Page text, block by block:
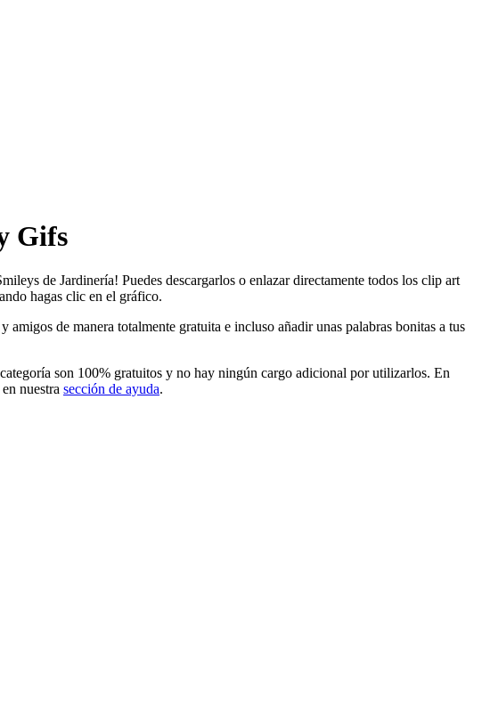
Gifs
de Jardinería! Puedes descargarlos o enlazar directamente todos los clip art
hagas clic en el gráfico.
de manera totalmente gratuita e incluso añadir unas palabras bonitas a tus
son 100% gratuitos y no hay ningún cargo adicional por utilizarlos. En
nuestra sección de ayuda.